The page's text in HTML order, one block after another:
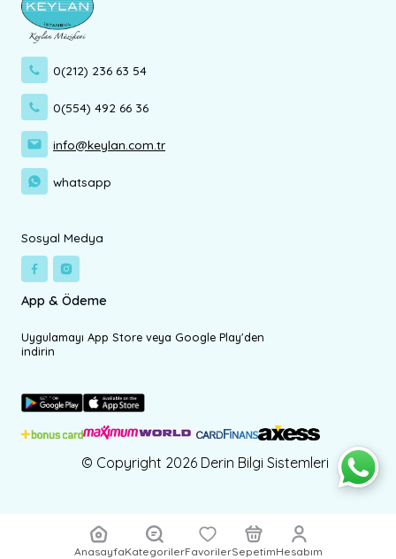
AnasayfaKategorilerFavorilerSepetimHesabım
0(212) 236 63 54
0(554) 492 66 36
info@keylan.com.tr
whatsapp
Sosyal Medya
App & Ödeme
Uygulamayı App Store veya Google Play'den
indirin
© Copyright 2026 Derin Bilgi Sistemleri